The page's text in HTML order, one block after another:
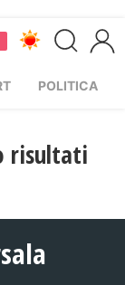
POLITICA
risultati